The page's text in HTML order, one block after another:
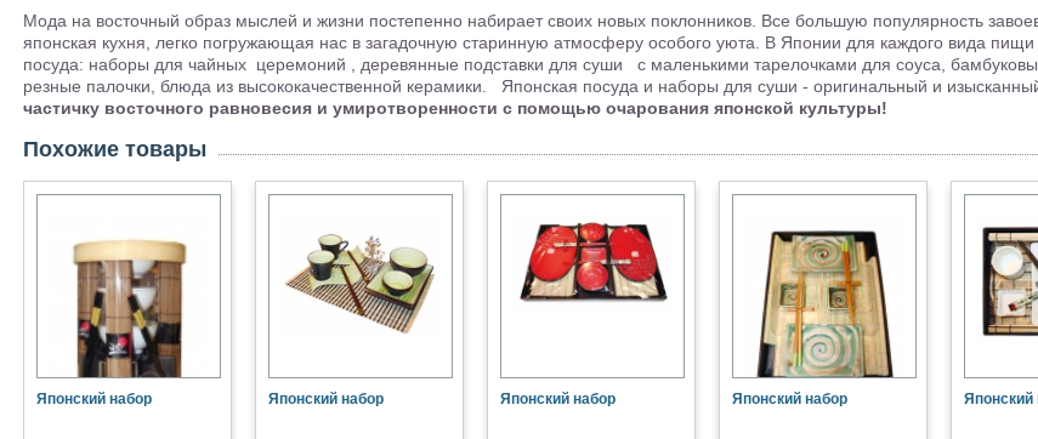
Мода на восточный образ мыслей и жизни постепенно набирает своих новых поклонников. Все большую популярность
японская кухня, легко погружающая нас в загадочную старинную атмосферу особого уюта. В Японии для каждого вида пищи
посуда: наборы для чайных церемоний , деревянные подставки для суши с маленькими тарелочками для соуса,
резные палочки, блюда из высококачественной керамики. Японская посуда и наборы для суши - оригинальный и
частичку восточного равновесия и умиротворенности с помощью очарования японской культуры!
Похожие товары
Японский набор Японский набор Японский набор Японский набор Японский